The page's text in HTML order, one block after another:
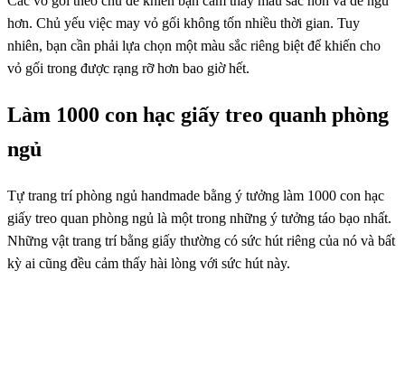
hơn. Chủ yếu việc may vỏ gối không tốn nhiều thời gian. Tuy
nhiên, bạn cần phải lựa chọn một màu sắc riêng biệt để khiến cho
vỏ gối trong được rạng rỡ hơn bao giờ hết.
Làm 1000 con hạc giấy treo quanh phòng
ngủ
Tự trang trí phòng ngủ handmade bằng ý tưởng làm 1000 con hạc
giấy treo quan phòng ngủ là một trong những ý tưởng táo bạo nhất.
Những vật trang trí bằng giấy thường có sức hút riêng của nó và bất
kỳ ai cũng đều cảm thấy hài lòng với sức hút này.